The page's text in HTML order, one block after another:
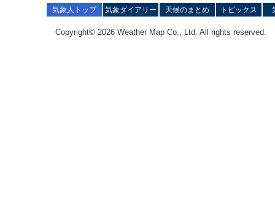
気象人トップ 気象ダイアリー 天候のまとめ トピックス
Copyright© 2026 Weather Map Co., Ltd. All rights reserved.